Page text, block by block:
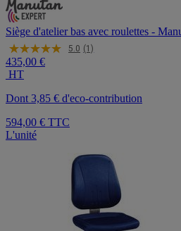
Siège d'atelier bas avec roulettes -
5.0 (1)
435,00 €
HT
Dont 3,85 € d'eco-contribution
594,00 € TTC
L'unité